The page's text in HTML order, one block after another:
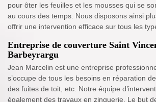
pour ôter les feuilles et les mousses qui se
au cours des temps. Nous disposons ainsi
offrir une intervention efficace sur tous les
Entreprise de couverture Saint
Barbeyrargu
Jean Marcelin est une entreprise
s’occupe de tous les besoins en réparation
des fuites de toit, etc. Notre équipe
également des travaux en zinguerie. Le but